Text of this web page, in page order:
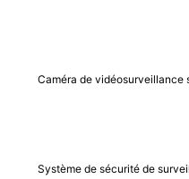
Caméra de vidéosurveillance
Système de sécurité de